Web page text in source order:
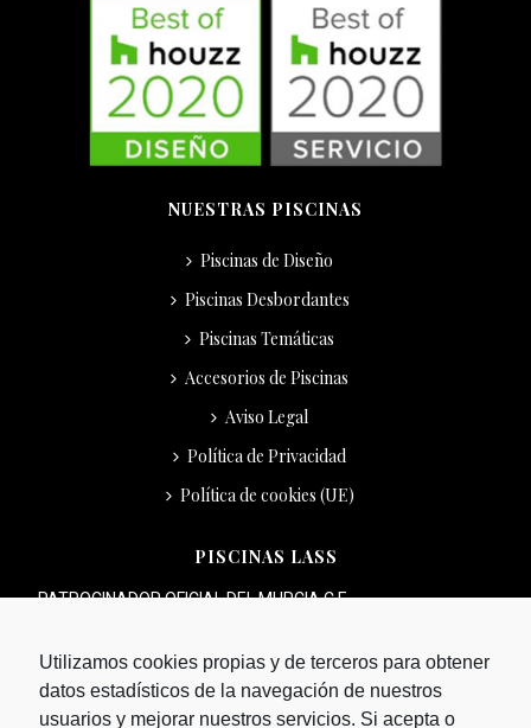
NUESTRAS PISCINAS
Piscinas de Diseño
Piscinas Desbordantes
Piscinas Temáticas
Accesorios de Piscinas
Aviso Legal
Política de Privacidad
Política de cookies (UE)
PISCINAS LASS
PATROCINADOR OFICIAL DEL MURCIA C.F.
Utilizamos cookies propias y de terceros para obtener
datos estadísticos de la navegación de nuestros
usuarios y mejorar nuestros servicios. Si acepta o